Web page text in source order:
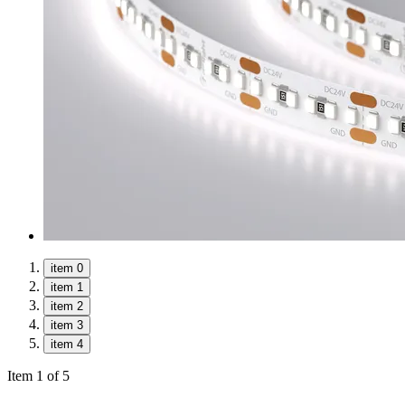
item 0
item 1
item 2
item 3
item 4
Item 1 of 5